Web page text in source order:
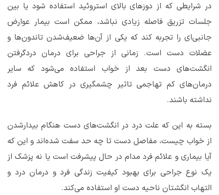
در شرایطی که از دوزهای بالای استروئید استفاده شود یا بین
جلسات تزریق فاصله زیادی نباشد، ممکن است بیمار عوارض
جانبی‌ای را تجربه کند که یکی از آن‌ها ضعیف‌شدن تاندون‌ها و
عضلات دست است. زمانی از جراحی برای درمان دردگرفتن
انگشت‌های دست بعد از خواب استفاده می‌شود که سایر
درمان‌های کم تهاجمی تاثیر چشمگیری در کاهش علائم فرد
نداشته باشند.
بسته به این که علت درد در انگشت‌های دست هنگام بیدارشدن
از خواب چیست، مفاصل دست تا چه حد سفت شده‌اند و این که
آیا بیماری و علائم فرد مدام در حال پیشرفت است یا نه پزشک از
یک نوع جراحی برای بهبود کیفیت زندگی فرد و درمان درد و
التهاب انگشتان ناحیه دست او استفاده می‌کند.